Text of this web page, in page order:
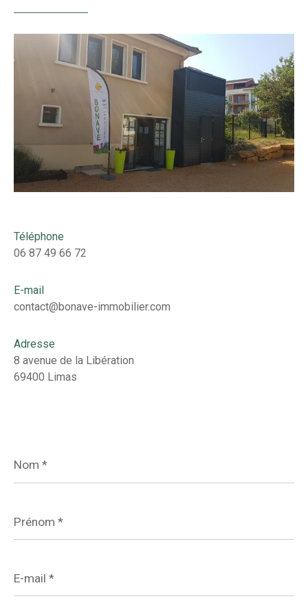
Téléphone
06 87 49 66 72
E-mail
contact@bonave-immobilier.com
Adresse
8 avenue de la Libération
69400 Limas
*
*
mail
*